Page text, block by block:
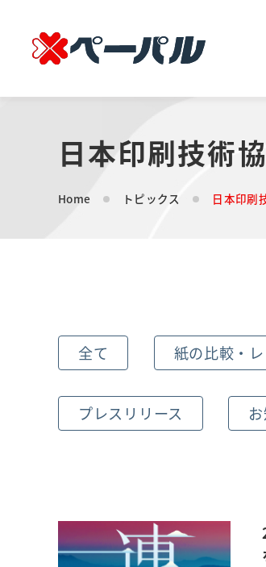
日本印刷技術
Home トピックス 日本印刷
全て 紙の比較・
プレスリリース